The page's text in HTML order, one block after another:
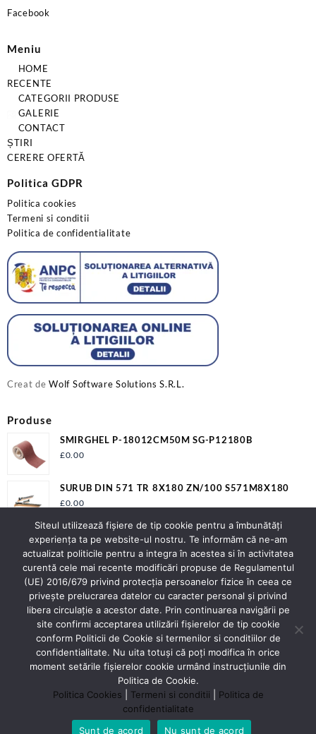
Facebook
Meniu
HOME
RECENTE
CATEGORII PRODUSE
GALERIE
CONTACT
ȘTIRI
CERERE OFERTĂ
Politica GDPR
Politica cookies
Termeni si conditii
Politica de confidentialitate
Creat deWolf Software Solutions S.R.L.
Produse
SMIRGHEL P-18012CM50M SG-P12180B
£0.00
SURUB DIN 571 TR 8X180 ZN/100 S571M8X180
£0.00
SURUB PAL 7505A 3X50 ZN D201
£ 0.00
Contact
Adresa:Strada Spicului nr.2 Piatra Neamț
Judet Neamt
Contact:0743276477
E-mail:officeluracontex@gmail.com;
Siteul utilizează fişiere de tip cookie pentru a îmbunătăți
experiența ta pe website-ul nostru. Te informăm că ne-am
actualizat politicile pentru a integra în acestea si în activitatea
curentă cele mai recente modificări propuse de Regulamentul
(UE) 2016/679 privind protecția persoanelor fizice în ceea ce
privește prelucrarea datelor cu caracter personal și privind
libera circulație a acestor date. Prin continuarea navigării pe
site confirmi acceptarea utilizării fişierelor de tip cookie
conform Politicii de Cookie si termenilor si conditiilor de
confidentialitate. Nu uita totuși că poți modifica în orice
moment setările fişierelor cookie urmând instrucțiunile din
Politica de Cookie.
Politica Cookies
Termeni si conditii
Politica de
confidentialitate
Sunt de acord
Nu sunt de acord